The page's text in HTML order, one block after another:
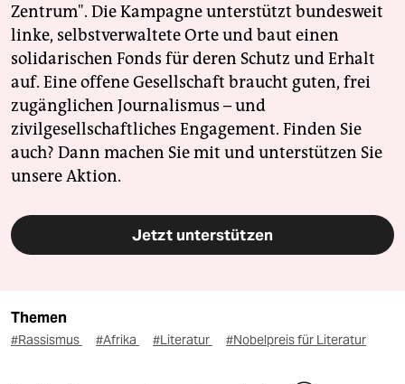
Zentrum". Die Kampagne unterstützt bundesweit
linke, selbstverwaltete Orte und baut einen
solidarischen Fonds für deren Schutz und Erhalt
auf. Eine offene Gesellschaft braucht guten, frei
zugänglichen Journalismus – und
zivilgesellschaftliches Engagement. Finden Sie
auch? Dann machen Sie mit und unterstützen Sie
unsere Aktion.
Jetzt unterstützen
Themen
#Rassismus #Afrika #Literatur #Nobelpreis für Literatur